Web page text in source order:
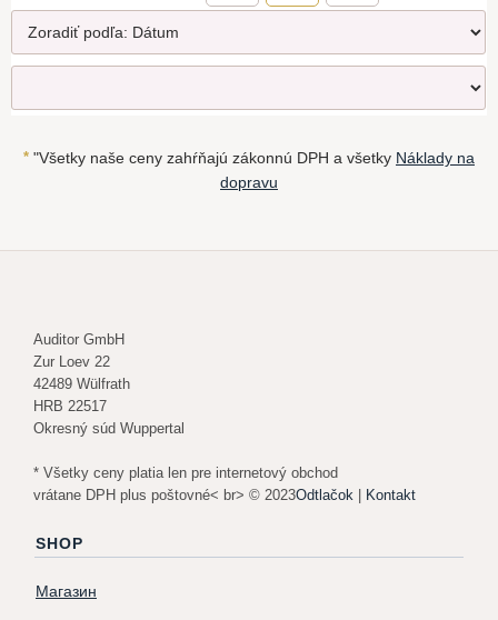
* "Všetky naše ceny zahŕňajú zákonnú DPH a všetky Náklady na
dopravu
Auditor GmbH
Zur Loev 22
42489 Wülfrath
HRB 22517
Okresný súd Wuppertal
* Všetky ceny platia len pre internetový obchod
vrátane DPH plus poštovné< br> © 2023Odtlačok | Kontakt
SHOP
Магазин